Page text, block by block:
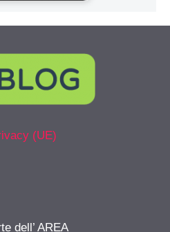
(UE)
dell’ AREA